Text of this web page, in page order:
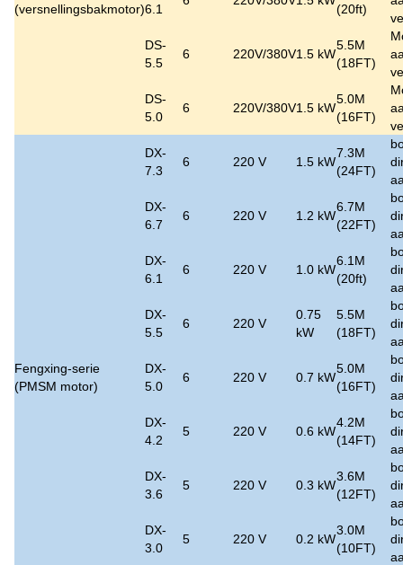
(versnellingsbakmotor)6.1 (20ft)
DS-
5.5
6 220V/380V1.5 kW
5.5M
(18FT)
DS-
5.0
6 220V/380V1.5 kW
5.0M
(16FT)
Fengxing-serie
(PMSM motor)
DX-
7.3
6 220 V 1.5 kW
7.3M
(24FT)
DX-
6.7
6 220 V 1.2 kW
6.7M
(22FT)
DX-
6.1
6 220 V 1.0 kW
6.1M
(20ft)
DX-
5.5
6 220 V
0.75
kW
5.5M
(18FT)
DX-
5.0
6 220 V 0.7 kW
5.0M
(16FT)
DX-
4.2
5 220 V 0.6 kW
4.2M
(14FT)
DX-
3.6
5 220 V 0.3 kW
3.6M
(12FT)
DX-
3.0
5 220 V 0.2 kW
3.0M
(10FT)